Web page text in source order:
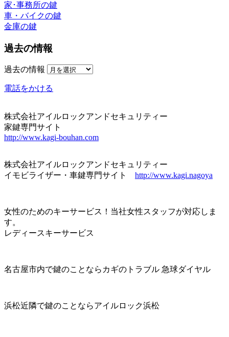
家･事務所の鍵
車・バイクの鍵
金庫の鍵
過去の情報
過去の情報
電話をかける
株式会社アイルロックアンドセキュリティー
家鍵専門サイト
http://www.kagi-bouhan.com
株式会社アイルロックアンドセキュリティー
イモビライザー・車鍵専門サイト http://www.kagi.nagoya
女性のためのキーサービス！当社女性スタッフが対応しま
す。
レディースキーサービス
名古屋市内で鍵のことならカギのトラブル 急球ダイヤル
浜松近隣で鍵のことならアイルロック浜松